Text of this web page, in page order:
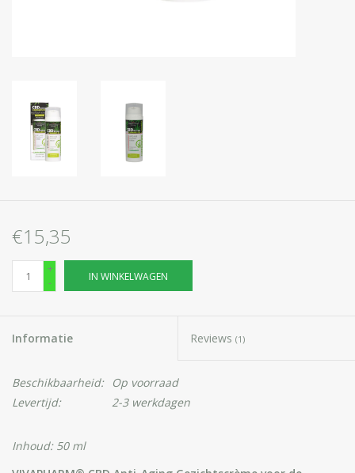
€15,35
+
-
IN WINKELWAGEN
Informatie Reviews (1)
Beschikbaarheid:
Op voorraad
Levertijd:
2-3 werkdagen
Inhoud: 50 ml